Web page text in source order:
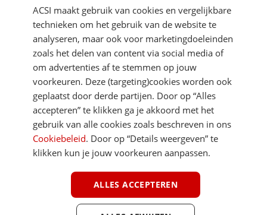
DIRECT NAAR
MEER ACSI FREELIFE
ACSI maakt gebruik van cookies en vergelijkbare
technieken om het gebruik van de website te
analyseren, maar ook voor marketingdoeleinden
zoals het delen van content via social media of
om advertenties af te stemmen op jouw
voorkeuren. Deze (targeting)cookies worden ook
geplaatst door derde partijen. Door op “Alles
accepteren” te klikken ga je akkoord met het
gebruik van alle cookies zoals beschreven in ons
Cookiebeleid. Door op “Details weergeven” te
klikken kun je jouw voorkeuren aanpassen.
ALLES ACCEPTEREN